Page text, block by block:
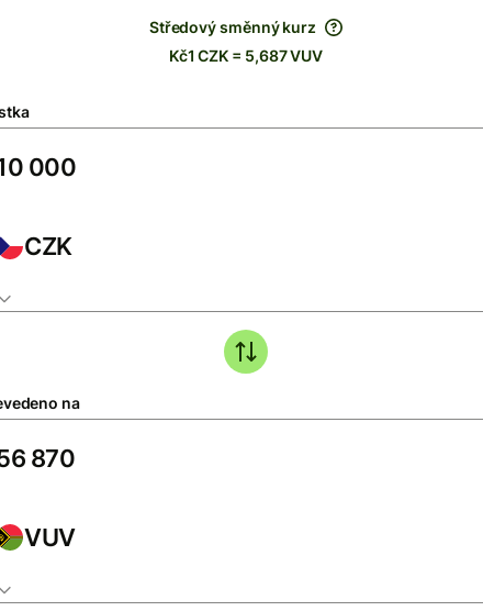
Středový směnný kurz
Kč1 CZK = 5,687 VUV
CZK
na
VUV